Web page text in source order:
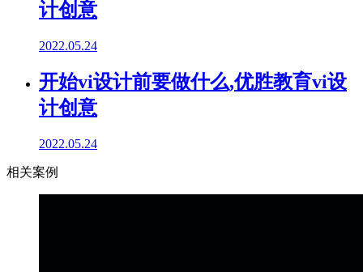
计创意
2022.05.24
开始vi设计前要做什么,优胜教育vi设
计创意
2022.05.24
相关案例